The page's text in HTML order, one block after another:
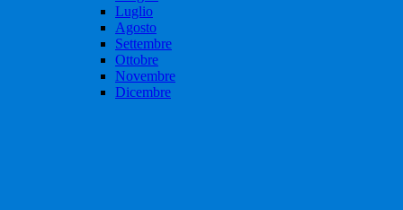
Luglio
Agosto
Settembre
Ottobre
Novembre
Dicembre